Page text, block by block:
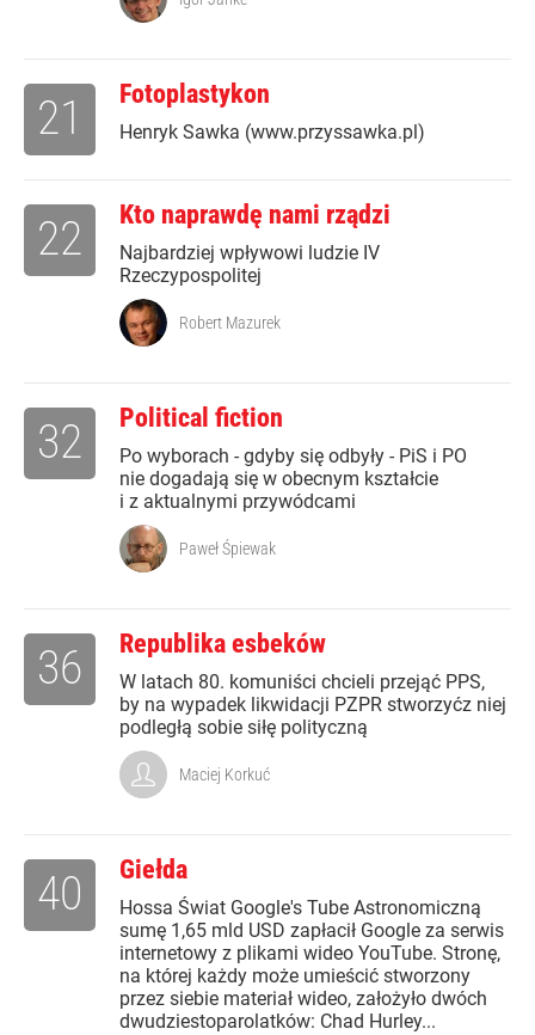
Fotoplastykon
Henryk Sawka (www.przyssawka.pl)
21
Kto naprawdę nami rządzi
Najbardziej wpływowi ludzie IV
Rzeczypospolitej
22
Robert Mazurek
Political fiction
Po wyborach - gdyby się odbyły - PiS i PO
nie dogadają się w obecnym kształcie
i z aktualnymi przywódcami
32
Paweł Śpiewak
Republika esbeków
W latach 80. komuniści chcieli przejąć PPS,
by na wypadek likwidacji PZPR stworzyćz niej
podległą sobie siłę polityczną
36
Maciej Korkuć
Giełda
Hossa Świat Google's Tube Astronomiczną
sumę 1,65 mld USD zapłacił Google za serwis
internetowy z plikami wideo YouTube. Stronę,
na której każdy może umieścić stworzony
przez siebie materiał wideo, założyło dwóch
dwudziestoparolatków: Chad Hurley...
40